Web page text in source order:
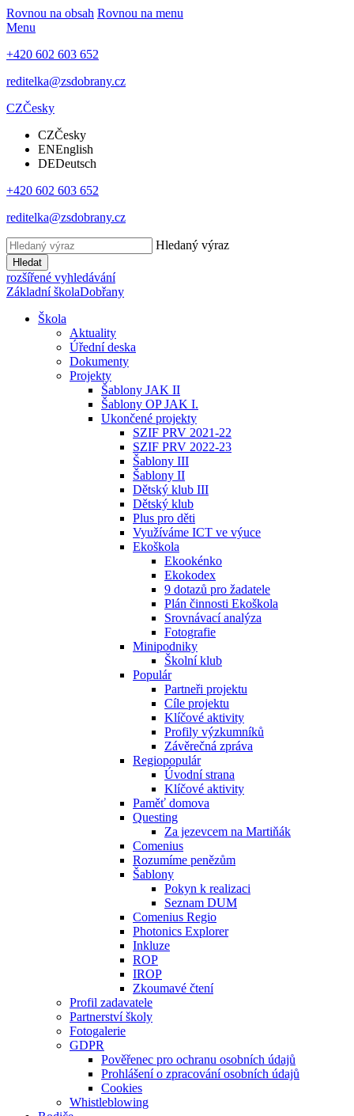
Rovnou na obsah Rovnou na menu
Menu
+420 602 603 652
reditelka@zsdobrany.cz
CZČesky
CZČesky
ENEnglish
DEDeutsch
+420 602 603 652
reditelka@zsdobrany.cz
Hledaný výraz
Hledat
rozšířené vyhledávání
Základní školaDobřany
Škola
Aktuality
Úřední deska
Dokumenty
Projekty
Šablony JAK II
Šablony OP JAK I.
Ukončené projekty
SZIF PRV 2021-22
SZIF PRV 2022-23
Šablony III
Šablony II
Dětský klub III
Dětský klub
Plus pro děti
Využíváme ICT ve výuce
Ekoškola
Ekookénko
Ekokodex
9 dotazů pro žadatele
Plán činnosti Ekoškola
Srovnávací analýza
Fotografie
Minipodniky
Školní klub
Populár
Partneři projektu
Cíle projektu
Klíčové aktivity
Profily výzkumníků
Závěrečná zpráva
Regiopopulár
Úvodní strana
Klíčové aktivity
Paměť domova
Questing
Za jezevcem na Martiňák
Comenius
Rozumíme penězům
Šablony
Pokyn k realizaci
Seznam DUM
Comenius Regio
Photonics Explorer
Inkluze
ROP
IROP
Zkoumavé čtení
Profil zadavatele
Partnerství školy
Fotogalerie
GDPR
Pověřenec pro ochranu osobních údajů
Prohlášení o zpracování osobních údajů
Cookies
Whistleblowing